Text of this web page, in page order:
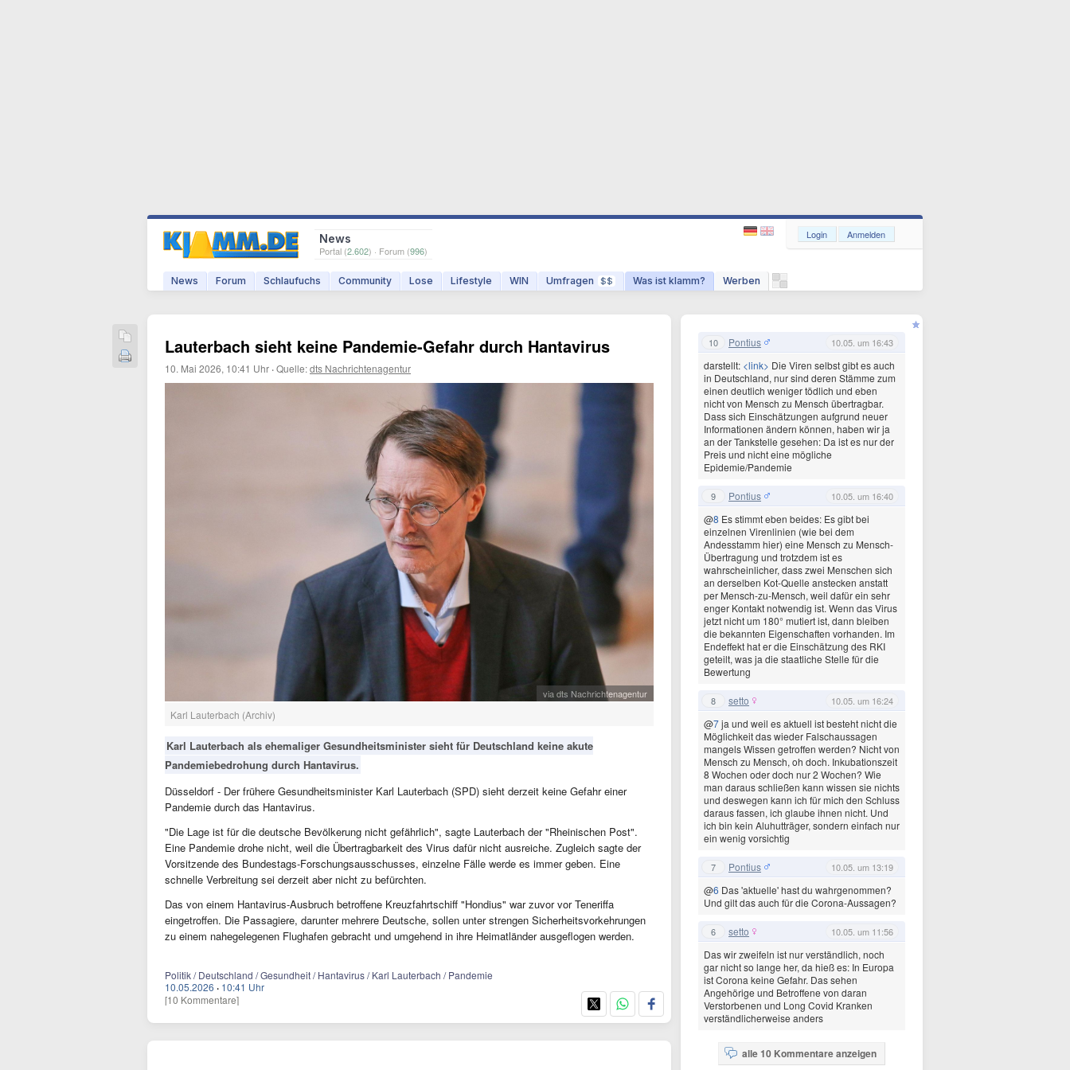
News
Portal (2.602) · Forum (996)
News Forum Schlaufuchs Community Lose Lifestyle WIN Umfragen $$ Was ist klamm? Werben
Login Anmelden
Lauterbach sieht keine Pandemie-Gefahr durch Hantavirus
10. Mai 2026, 10:41 Uhr ·Quelle:dts Nachrichtenagentur
via dts Nachrichtenagentur
Karl Lauterbach (Archiv)
Karl Lauterbach als ehemaliger Gesundheitsminister sieht für Deutschland keine akute
Pandemiebedrohung durch Hantavirus.
Düsseldorf - Der frühere Gesundheitsminister Karl Lauterbach (SPD) sieht derzeit keine Gefahr einer
Pandemie durch das Hantavirus.
"Die Lage ist für die deutsche Bevölkerung nicht gefährlich", sagte Lauterbach der "Rheinischen Post".
Eine Pandemie drohe nicht, weil die Übertragbarkeit des Virus dafür nicht ausreiche. Zugleich sagte der
Vorsitzende des Bundestags-Forschungsausschusses, einzelne Fälle werde es immer geben. Eine
schnelle Verbreitung sei derzeit aber nicht zu befürchten.
Das von einem Hantavirus-Ausbruch betroffene Kreuzfahrtschiff "Hondius" war zuvor vor Teneriffa
eingetroffen. Die Passagiere, darunter mehrere Deutsche, sollen unter strengen Sicherheitsvorkehrungen
zu einem nahegelegenen Flughafen gebracht und umgehend in ihre Heimatländer ausgeflogen werden.
Politik / Deutschland / Gesundheit / Hantavirus / Karl Lauterbach / Pandemie
10.05.2026 · 10:41 Uhr
[10 Kommentare]
10 Pontius 10.05. um 16:43
darstellt: <link> Die Viren selbst gibt es auch
in Deutschland, nur sind deren Stämme zum
einen deutlich weniger tödlich und eben
nicht von Mensch zu Mensch übertragbar.
Dass sich Einschätzungen aufgrund neuer
Informationen ändern können, haben wir ja
an der Tankstelle gesehen: Da ist es nur der
Preis und nicht eine mögliche
Epidemie/Pandemie
9 Pontius 10.05. um 16:40
@8 Es stimmt eben beides: Es gibt bei
einzelnen Virenlinien (wie bei dem
Andesstamm hier) eine Mensch zu Mensch-
Übertragung und trotzdem ist es
wahrscheinlicher, dass zwei Menschen sich
an derselben Kot-Quelle anstecken anstatt
per Mensch-zu-Mensch, weil dafür ein sehr
enger Kontakt notwendig ist. Wenn das Virus
jetzt nicht um 180° mutiert ist, dann bleiben
die bekannten Eigenschaften vorhanden. Im
Endeffekt hat er die Einschätzung des RKI
geteilt, was ja die staatliche Stelle für die
Bewertung
8 setto 10.05. um 16:24
@7ja und weil es aktuell ist besteht nicht die
Möglichkeit das wieder Falschaussagen
mangels Wissen getroffen werden? Nicht von
Mensch zu Mensch, oh doch. Inkubationszeit
8 Wochen oder doch nur 2 Wochen? Wie
man daraus schließen kann wissen sie nichts
und deswegen kann ich für mich den Schluss
daraus fassen, ich glaube ihnen nicht. Und
ich bin kein Aluhutträger, sondern einfach nur
ein wenig vorsichtig
7 Pontius 10.05. um 13:19
@6 Das 'aktuelle' hast du wahrgenommen?
Und gilt das auch für die Corona-Aussagen?
6 setto 10.05. um 11:56
Das wir zweifeln ist nur verständlich, noch
gar nicht so lange her, da hieß es: In Europa
ist Corona keine Gefahr. Das sehen
Angehörige und Betroffene von daran
Verstorbenen und Long Covid Kranken
verständlicherweise anders
alle 10 Kommentare anzeigen